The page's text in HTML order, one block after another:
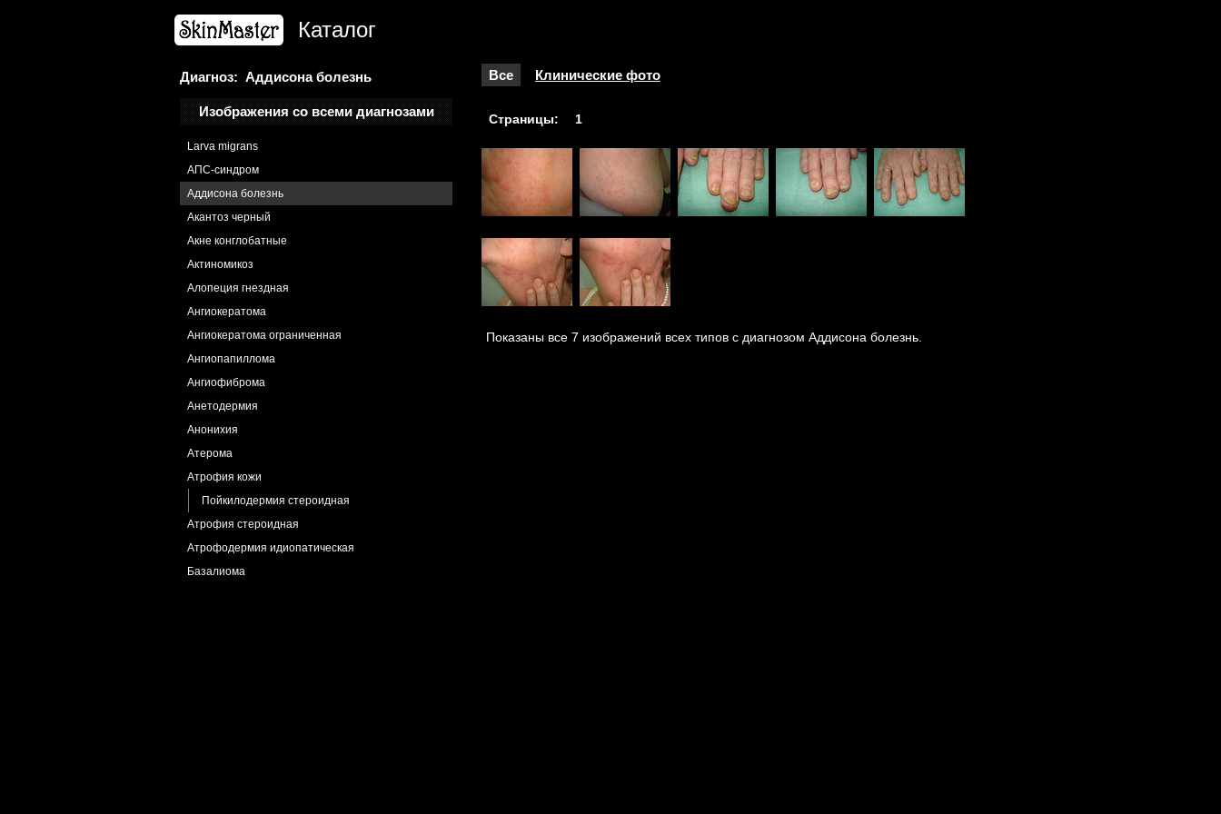
Каталог
Диагноз: Аддисона болезнь
Изображения со всеми диагнозами
Larva migrans
АПС-синдром
Аддисона болезнь
Акантоз черный
Акне конглобатные
Актиномикоз
Алопеция гнездная
Ангиокератома
Ангиокератома ограниченная
Ангиопапиллома
Ангиофиброма
Анетодермия
Анонихия
Атерома
Атрофия кожи
Пойкилодермия стероидная
Атрофия стероидная
Атрофодермия идиопатическая
Базалиома
Все Клинические фото
Страницы: 1
Показаны все 7 изображений всех типов с диагнозом Аддисона болезнь.